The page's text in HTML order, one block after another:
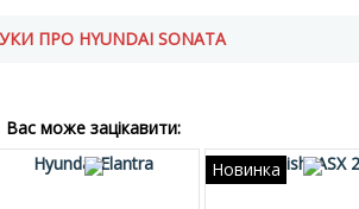
ВІДГУКИ ПРО HYUNDAI SONATA
Вас може зацікавити:
Hyundai Elantra Новинка
Mitsubishi ASX